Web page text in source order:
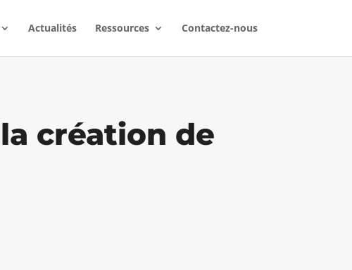
Actualités Ressources Contactez-nous
création de